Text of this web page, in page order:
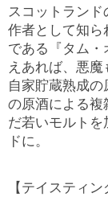
スコットラン
作者として知ら
である『タム・
えあれば、悪魔
自家貯蔵熟成
の原酒による複
だ若いモルト
ドに。
【テイスティン